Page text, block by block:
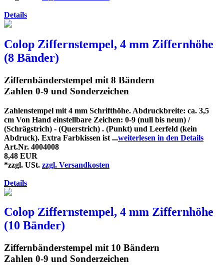
Details
Colop Ziffernstempel, 4 mm Ziffernhöhe
(8 Bänder)
Ziffernbänderstempel mit 8 Bändern
Zahlen 0-9 und Sonderzeichen
Zahlenstempel mit 4 mm Schrifthöhe. Abdruckbreite: ca. 3,5
cm Von Hand einstellbare Zeichen: 0-9 (null bis neun) /
(Schrägstrich) - (Querstrich) . (Punkt) und Leerfeld (kein
Abdruck). Extra Farbkissen ist ...weiterlesen in den Details
Art.Nr. 4004008
8,48 EUR
*zzgl. USt. zzgl. Versandkosten
Details
Colop Ziffernstempel, 4 mm Ziffernhöhe
(10 Bänder)
Ziffernbänderstempel mit 10 Bändern
Zahlen 0-9 und Sonderzeichen